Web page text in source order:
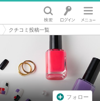
クチコミ投稿一覧
フォロー